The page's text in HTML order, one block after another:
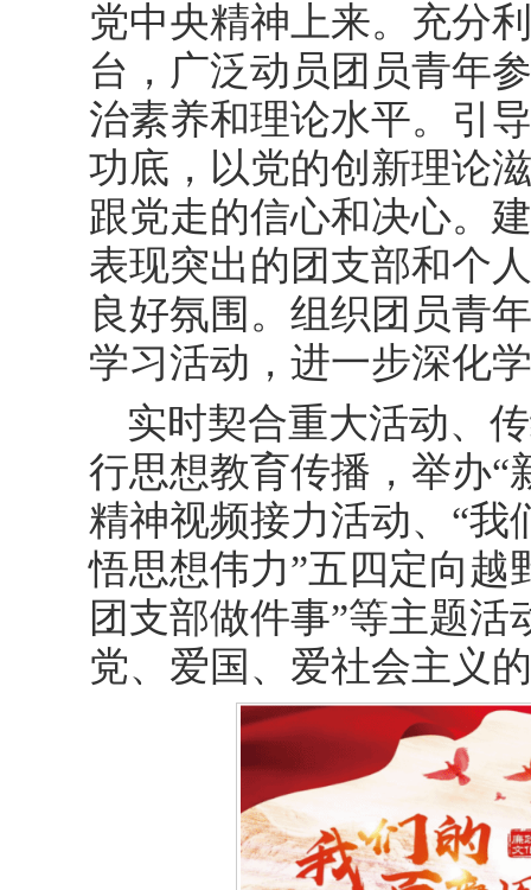
党中央精神上来。充分
台，广泛动员团员青年
治素养和理论水平。引
功底，以党的创新理论
跟党走的信心和决心。
表现突出的团支部和个
良好氛围。组织团员青
学习活动，进一步深化
实时契合重大活动、
行思想教育传播，举办“
精神视频接力活动、“我
悟思想伟力”五四定向越
团支部做件事”等主题
党、爱国、爱社会主义